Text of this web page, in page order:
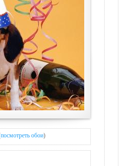
посмотреть обои)